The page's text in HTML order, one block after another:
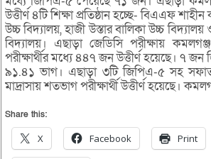
উত্তীর্ণ ৪টি শিক্ষা প্রতিষ্ঠান হচ্ছে- বিএএফ
উচ্চ বিদ্যালয়, হাজী উস্তার বালিকা উচ্চ
বিদ্যালয়। এছাড়া জেডিসি পরীক্ষায়
পরীক্ষার্থীর মধ্যে ৪৪৭ জন উত্তীর্ণ হয়েছে। ৭
৯১.৪১ ভাগ। এছাড়া ৩টি জিপিএ-৫ সহ
মাদ্রাসায় শতভাগ পরীক্ষার্থী উত্তীর্ণ হয়েছে।
Share this:
X Facebook Print